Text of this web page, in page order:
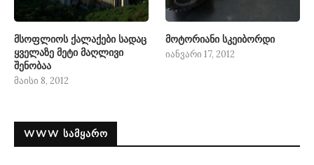
მსოფლიოს ქალაქები სადაც
ყველაზე მეტი მაღლივი
შენობაა
მაისი 8, 2012
მოტორიანი სკეიბორდი
იანვარი 17, 2012
WWW ᲡᲐᲛᲧᲐᲠᲝ